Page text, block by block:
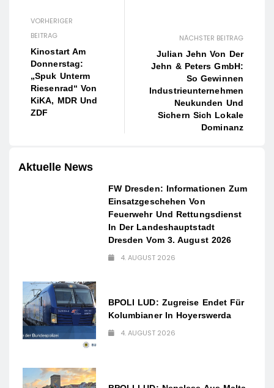
VORHERIGER
BEITRAG
Kinostart Am
Donnerstag:
„Spuk Unterm
Riesenrad“ Von
KiKA, MDR Und
ZDF
NÄCHSTER BEITRAG
Julian Jehn Von Der
Jehn & Peters GmbH:
So Gewinnen
Industrieunternehmen
Neukunden Und
Sichern Sich Lokale
Dominanz
Aktuelle News
FW Dresden: Informationen Zum
Einsatzgeschehen Von
Feuerwehr Und Rettungsdienst
In Der Landeshauptstadt
Dresden Vom 3. August 2026
4. AUGUST 2026
BPOLI LUD: Zugreise Endet Für
Kolumbianer In Hoyerswerda
4. AUGUST 2026